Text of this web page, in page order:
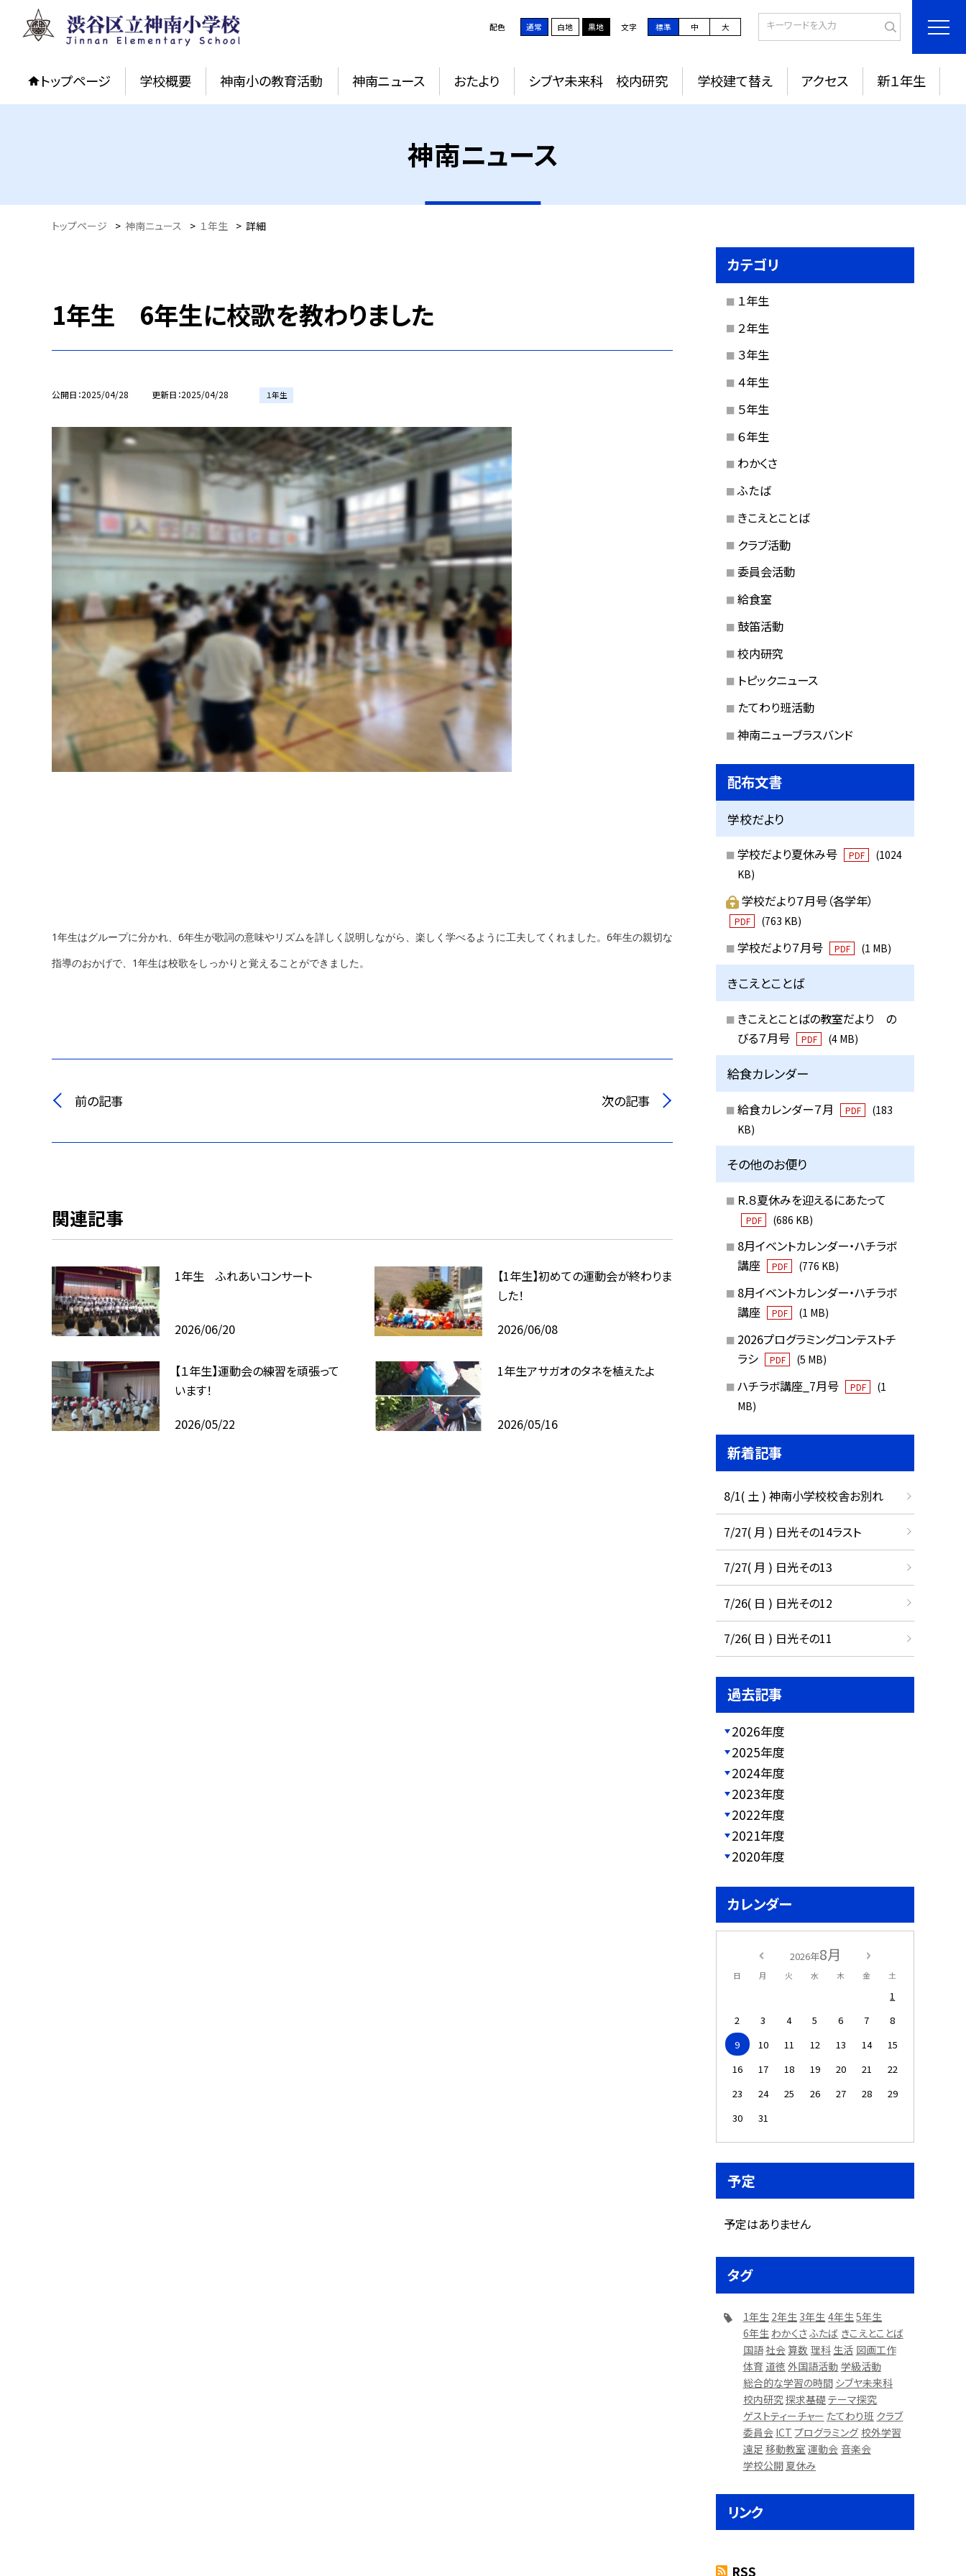
配色 通常 白地 黒地 文字 標準 中 大
トップページ 学校概要 神南小の教育活動 神南ニュース おたより シブヤ未来科 校内研究 学校建て替え アクセス 新１年生
神南ニュース
トップページ > 神南ニュース > １年生 > 詳細
1年生 6年生に校歌を教わりました
公開日 2025/04/28 更新日 2025/04/28 １年生
1年生はグループに分かれ、6年生が歌詞の意味やリズムを詳しく説明しながら、楽しく学べるように工夫してくれました。6年生の親切な
指導のおかげで、1年生は校歌をしっかりと覚えることができました。
前の記事 次の記事
関連記事
1年生 ふれあいコンサート
2026/06/20
【1年生】初めての運動会が終わりま
した！
2026/06/08
【１年生】運動会の練習を頑張って
います！
2026/05/22
1年生アサガオのタネを植えたよ
2026/05/16
カテゴリ
１年生
２年生
３年生
４年生
５年生
６年生
わかくさ
ふたば
きこえとことば
クラブ活動
委員会活動
給食室
鼓笛活動
校内研究
トピックニュース
たてわり班活動
神南ニューブラスバンド
配布文書
学校だより
学校だより夏休み号 PDF
(1024
KB)
学校だより７月号（各学年）
PDF (763 KB)
学校だより７月号 PDF (1 MB)
きこえとことば
きこえとことばの教室だより の
びる７月号
PDF (4 MB)
給食カレンダー
給食カレンダー７月 PDF
(183
KB)
その他のお便り
R.８夏休みを迎えるにあたって
PDF (686 KB)
8月イベントカレンダー・ハチラボ
講座
PDF (776 KB)
8月イベントカレンダー・ハチラボ
講座
PDF (1 MB)
2026プログラミングコンテストチ
ラシ
PDF (5 MB)
ハチラボ講座_7月号 PDF
(1
MB)
新着記事
8/1( 土 ) 神南小学校校舎お別れ
7/27( 月 ) 日光その14ラスト
7/27( 月 ) 日光その13
7/26( 日 ) 日光その12
7/26( 日 ) 日光その11
過去記事
2026年度
2025年度
2024年度
2023年度
2022年度
2021年度
2020年度
カレンダー
2026年8月
日 月 火 水 木 金 土
1
2
3 4 5 6 7
8
9
10 11 12 13 14
15
16
17 18 19 20 21
22
23
24 25 26 27 28
29
30
31
予定
予定はありません
タグ
1年生 2年生 3年生 4年生5年生
6年生 わかくさふたば きこえとことば
国語社会算数 理科 生活 図画工作
体育 道徳 外国語活動 学級活動
総合的な学習の時間 シブヤ未来科
校内研究探求基礎テーマ探究
ゲストティーチャー たてわり班 クラブ
委員会 ICT プログラミング 校外学習
遠足 移動教室 運動会 音楽会
学校公開 夏休み
リンク
RSS